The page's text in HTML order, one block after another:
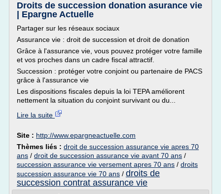
Droits de succession donation asurance vie
| Epargne Actuelle
Partager sur les réseaux sociaux
Assurance vie : droit de succession et droit de donation
Grâce à l'assurance vie, vous pouvez protéger votre famille
et vos proches dans un cadre fiscal attractif.
Succession : protéger votre conjoint ou partenaire de PACS
grâce à l'assurance vie
Les dispositions fiscales depuis la loi TEPA améliorent
nettement la situation du conjoint survivant ou du...
Lire la suite
Site : http://www.epargneactuelle.com
Thèmes liés : droit de succession assurance vie apres 70
ans / droit de succession assurance vie avant 70 ans /
succession assurance vie versement apres 70 ans / droits
succession assurance vie 70 ans / droits de
succession contrat assurance vie